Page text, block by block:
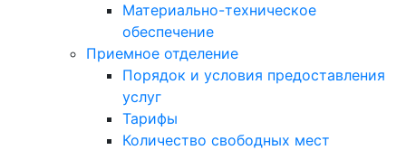
Материально-техническое
обеспечение
Приемное отделение
Порядок и условия предоставления
услуг
Тарифы
Количество свободных мест